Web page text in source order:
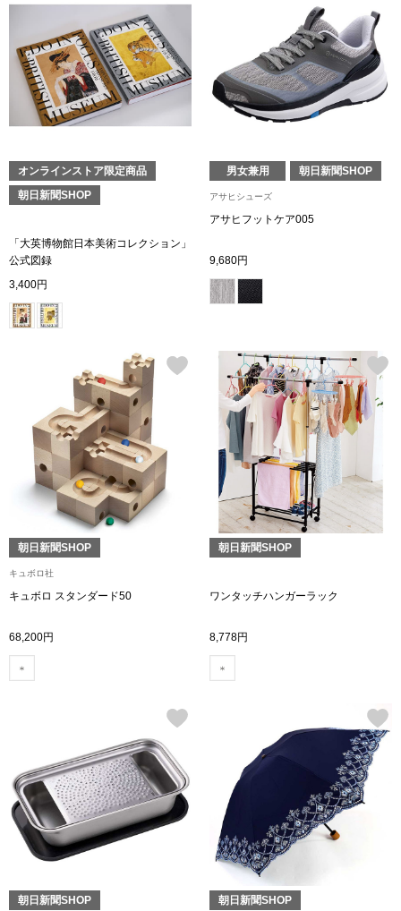
【特集】食彩倶楽部
集
シャツ／ブラ
タンクトップ
トレーナー／
セーター
カーディガン
その他
ワンピース
ワンピース
シャツワンピ
パンツ／スラ
ワイド･ガウチ
レギンス／ス
ショート･クロ
オンラインストア限定商品
朝日新聞SHOP
「大英博物館日本美術コレクション」
公式図録
3,400円
男女兼用 朝日新聞SHOP
アサヒシューズ
アサヒフットケア005
9,680円
朝日新聞SHOP
キュボロ社
キュボロ スタンダード50
68,200円
朝日新聞SHOP
ワンタッチハンガーラック
8,778円
朝日新聞SHOP 朝日新聞SHOP